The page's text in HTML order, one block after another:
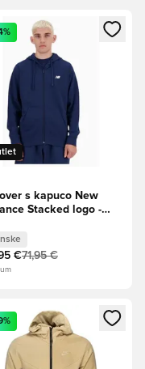
Modal za prijavo ali
s kapuco New
Stacked logo -
€71,95 €
Modal za prijavo ali